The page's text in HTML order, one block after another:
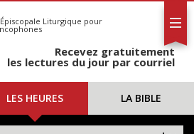
Liturgique pour
Recevez gratuitement
les lectures du jour par courriel
LES HEURES LA BIBLE